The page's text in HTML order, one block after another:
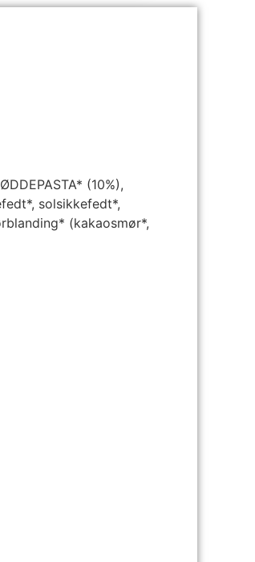
(10%),
solsikkefedt*,
(kakaosmør*,